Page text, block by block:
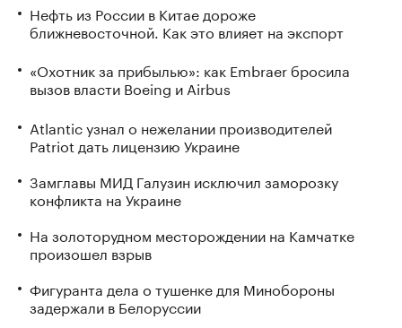
Нефть из России в Китае дороже
ближневосточной. Как это влияет на экспорт
«Охотник за прибылью»: как Embraer бросила
вызов власти Boeing и Airbus
Atlantic узнал о нежелании производителей
Patriot дать лицензию Украине
Замглавы МИД Галузин исключил заморозку
конфликта на Украине
На золоторудном месторождении на Камчатке
произошел взрыв
Фигуранта дела о тушенке для Минобороны
задержали в Белоруссии